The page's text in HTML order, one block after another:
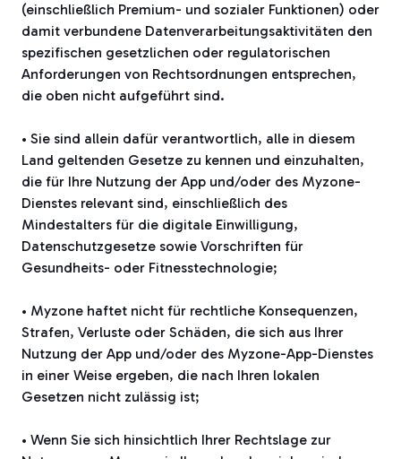
(einschließlich Premium- und sozialer Funktionen) oder
damit verbundene Datenverarbeitungsaktivitäten den
spezifischen gesetzlichen oder regulatorischen
Anforderungen von Rechtsordnungen entsprechen,
die oben nicht aufgeführt sind.
• Sie sind allein dafür verantwortlich, alle in diesem
Land geltenden Gesetze zu kennen und einzuhalten,
die für Ihre Nutzung der App und/oder des Myzone-
Dienstes relevant sind, einschließlich des
Mindestalters für die digitale Einwilligung,
Datenschutzgesetze sowie Vorschriften für
Gesundheits- oder Fitnesstechnologie;
• Myzone haftet nicht für rechtliche Konsequenzen,
Strafen, Verluste oder Schäden, die sich aus Ihrer
Nutzung der App und/oder des Myzone-App-Dienstes
in einer Weise ergeben, die nach Ihren lokalen
Gesetzen nicht zulässig ist;
• Wenn Sie sich hinsichtlich Ihrer Rechtslage zur